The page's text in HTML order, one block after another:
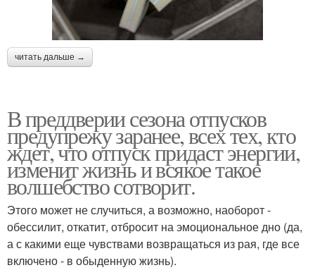
читать дальше →
В преддверии сезона отпусков
предупрежу заранее, всех тех, кто
ждет, что отпуск придаст энергии,
изменит жизнь и всякое такое
волшебство сотворит.
Этого может не случиться, а возможно, наоборот -
обессилит, откатит, отбросит на эмоциональное дно (да,
а с какими еще чувствами возвращаться из рая, где все
включено - в обыденную жизнь).